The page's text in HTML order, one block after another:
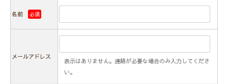
名前 必須
メールアドレス
表示はありません。連絡が必要な場合のみ入力してくださ
い。